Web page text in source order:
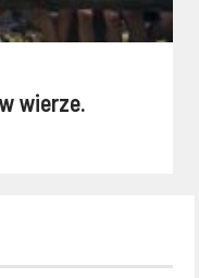
wierze.